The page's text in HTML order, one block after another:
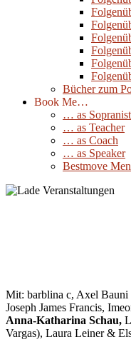
Bücher zum
Book Me…
… as
… as Teacher
… as Coach
… as Speaker
Bestmove
Mit: barblina c, Axel
Joseph James Francis,
Anna-Katharina Schau,
Vargas), Laura Leiner &